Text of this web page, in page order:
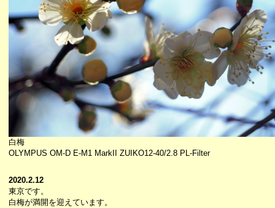
白梅
OLYMPUS OM-D E-M1 MarkII ZUIKO12-40/2.8 PL-Filter
2020.2.12
東京です。
白梅が満開を迎えています。